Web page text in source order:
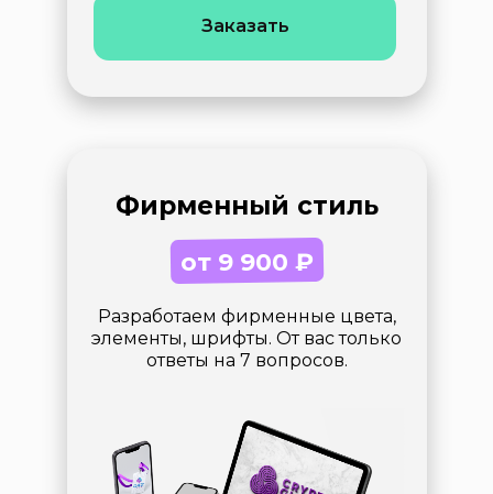
Заказать
Фирменный стиль
Разработаем фирменные цвета,
элементы, шрифты. От вас только
ответы на 7 вопросов.
от 9 900 ₽